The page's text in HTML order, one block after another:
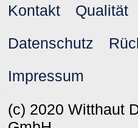
Kontakt
Qualität
Datenschutz
Impressum
(c) 2020 Witthaut